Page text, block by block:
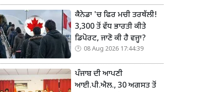
ਕੈਨੇਡਾ 'ਚ ਫਿਰ ਮਚੀ ਤਰਥੱਲੀ!
3,300 ਤੋਂ ਵੱਧ ਭਾਰਤੀ ਕੀਤੇ
ਡਿਪੋਰਟ, ਜਾਣੋ ਕੀ ਹੈ ਵਜ੍ਹਾ?
08 Aug 2026 17:44:39
ਪੰਜਾਬ ਦੀ ਆਪਣੀ
ਆਈ.ਪੀ.ਐਲ., 30 ਅਗਸਤ ਤੋਂ